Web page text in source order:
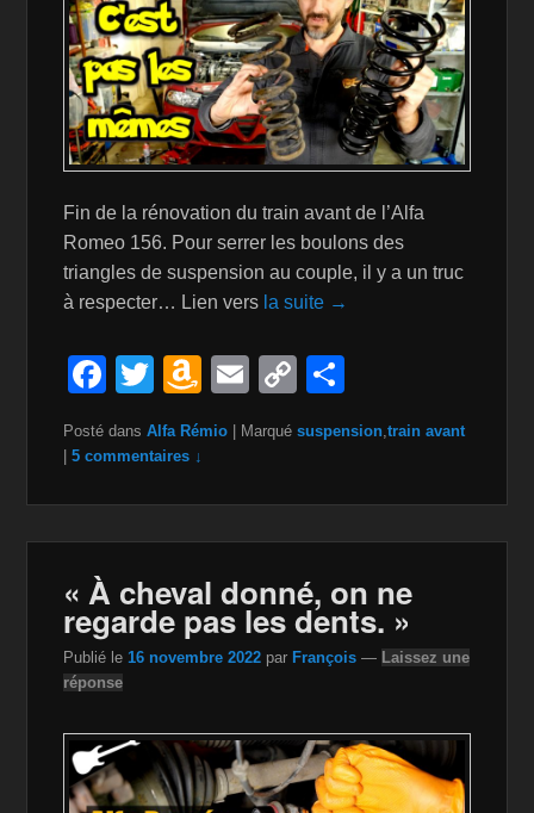
Fin de la rénovation du train avant de l’Alfa
Romeo 156. Pour serrer les boulons des
triangles de suspension au couple, il y a un truc
à respecter… Lien vers la suite →
F
c
o
k
T
tt
A
a
W
is
st
E
ail
C
p
k
ta
Posté dans Alfa Rémio Marqué suspension,train avant
|5 commentaires ↓
« À cheval donné, on ne
regarde pas les dents. »
Publié le 16 novembre 2022 par François — Laissez une
réponse